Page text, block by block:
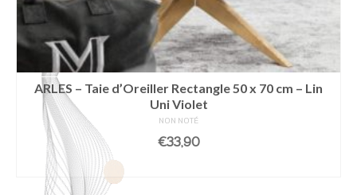
ARLES – Taie d’Oreiller Rectangle 50 x 70 cm – Lin
Uni Violet
NON NOTÉ
€33,90